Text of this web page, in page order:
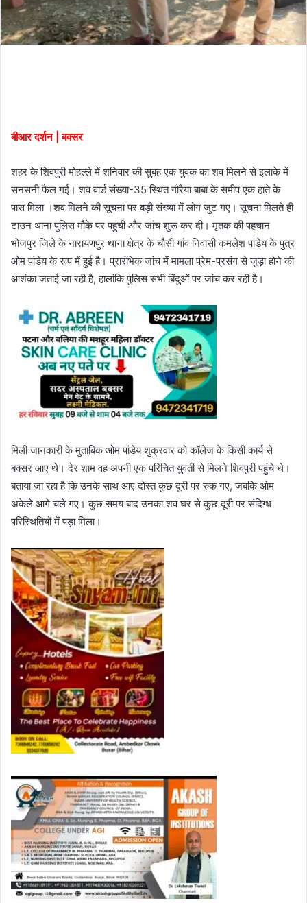
बीआर दर्शन | बक्सर
शहर के शिवपुरी मोहल्ले में शनिवार की सुबह एक युवक का शव मिलने से इलाके में
सनसनी फैल गई। शव वार्ड संख्या-35 स्थित गौरैया बाबा के समीप एक हाते के
पास मिला ।शव मिलने की सूचना पर बड़ी संख्या में लोग जुट गए। सूचना मिलते ही
टाउन थाना पुलिस मौके पर पहुंची और जांच शुरू कर दी।‌ मृतक की पहचान
भोजपुर जिले के नारायणपुर थाना क्षेत्र के चौसी गांव निवासी कमलेश पांडेय के पुत्र
ओम पांडेय के रूप में हुई है। प्रारंभिक जांच में मामला प्रेम-प्रसंग से जुड़ा होने की
आशंका जताई जा रही है, हालांकि पुलिस सभी बिंदुओं पर जांच कर रही है।
मिली जानकारी के मुताबिक ओम पांडेय शुक्रवार को कॉलेज के किसी कार्य से
बक्सर आए थे। देर शाम वह अपनी एक परिचित युवती से मिलने शिवपुरी पहुंचे थे।
बताया जा रहा है कि उनके साथ आए दोस्त कुछ दूरी पर रुक गए, जबकि ओम
अकेले आगे चले गए। कुछ समय बाद उनका शव घर से कुछ दूरी पर संदिग्ध
परिस्थितियों में पड़ा मिला।